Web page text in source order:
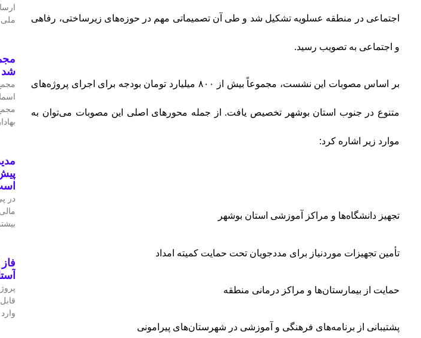
اجتماعی در منطقه عسلویه تشکیل شد و طی آن تصمیماتی مهم در حوزه‌های زیرساختی، رفاهی
و اجتماعی به تصویب رسید.
بر اساس مصوبات این نشست، مجموعاً بیش از ۸۰۰ میلیارد تومان بودجه برای اجرای پروژه‌های
متنوع در جنوب استان بوشهر تخصیص یافت. از جمله محورهای اصلی این مصوبات می‌توان به
موارد زیر اشاره کرد:
تجهیز دانشگاه‌ها و مراکز آموزشی استان بوشهر
تأمین تجهیزات موردنیاز برای مددجویان تحت حمایت کمیته امداد
حمایت از بیمارستان‌ها و مراکز درمانی منطقه
پشتیبانی از برنامه‌های فرهنگی و آموزشی در شهرستان‌های پیرامونی
ملی
شد
در